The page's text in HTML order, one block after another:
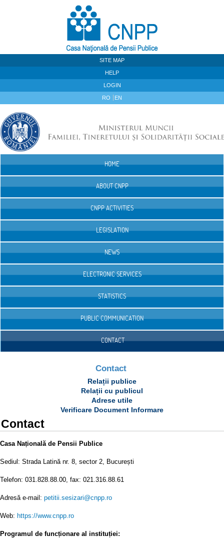
SITE MAP
HELP
LOGIN
RO EN
HOME
ABOUT CNPP
CNPP ACTIVITIES
LEGISLATION
NEWS
ELECTRONIC SERVICES
STATISTICS
PUBLIC COMMUNICATION
CONTACT
Contact
Relații publice
Relații cu publicul
Adrese utile
Verificare Document Informare
Contact
Casa Națională de Pensii Publice
Sediul: Strada Latină nr. 8, sector 2, București
Telefon: 031.828.88.00, fax: 021.316.88.61
Adresă e-mail: petitii.sesizari@cnpp.ro
Web: https://www.cnpp.ro
Programul de funcționare al instituției: